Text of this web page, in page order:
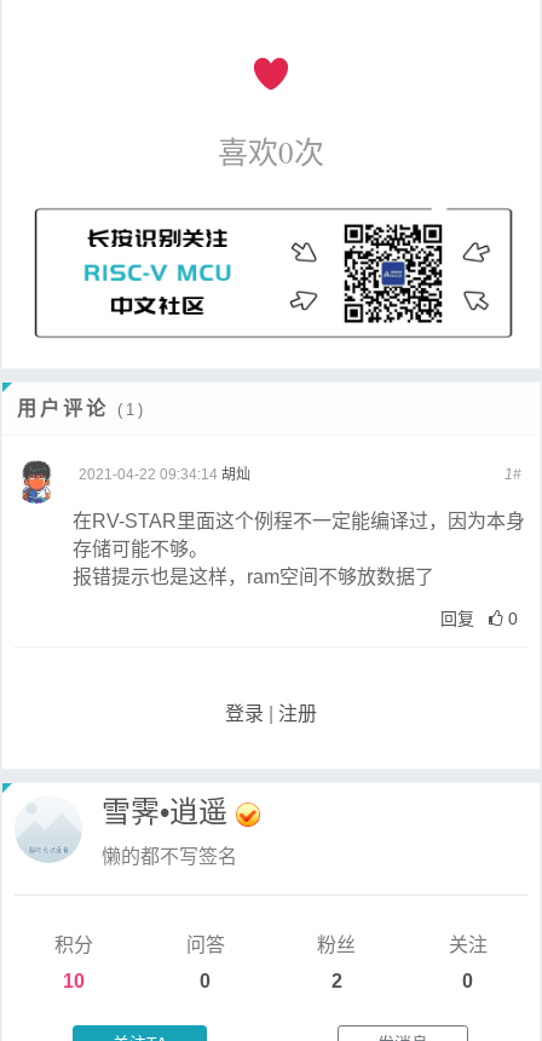
喜欢0次
用户评论 (1)
2021-04-22 09:34:14 胡灿 1#
在RV-STAR里面这个例程不一定能编译过，因为本身
存储可能不够。
报错提示也是这样，ram空间不够放数据了
回复 0
登录 注册
雪霁•逍遥
懒的都不写签名
积分
10
问答
0
粉丝
2
关注
0